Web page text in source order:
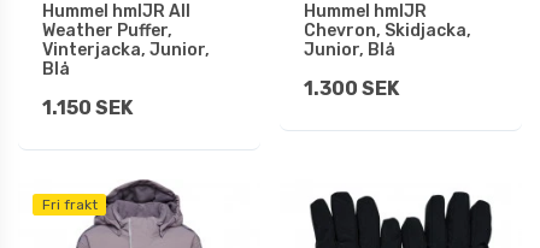
Hummel hmlJR All
Weather Puffer,
Vinterjacka, Junior,
Blå
1.150 SEK
Hummel hmlJR
Chevron, Skidjacka,
Junior, Blå
1.300 SEK
Fri frakt